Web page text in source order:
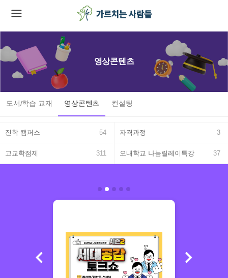
영상콘텐츠
도서/학습 교재 영상콘텐츠 컨설팅
진학 캠퍼스 54 자격과정 3
고교학점제 311 오내학교 나눔릴레이특강 37